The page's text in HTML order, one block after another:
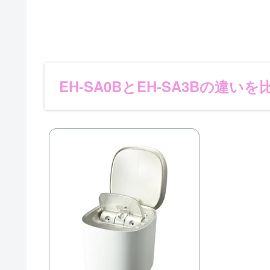
EH-SA0BとEH-SA3Bの違いを